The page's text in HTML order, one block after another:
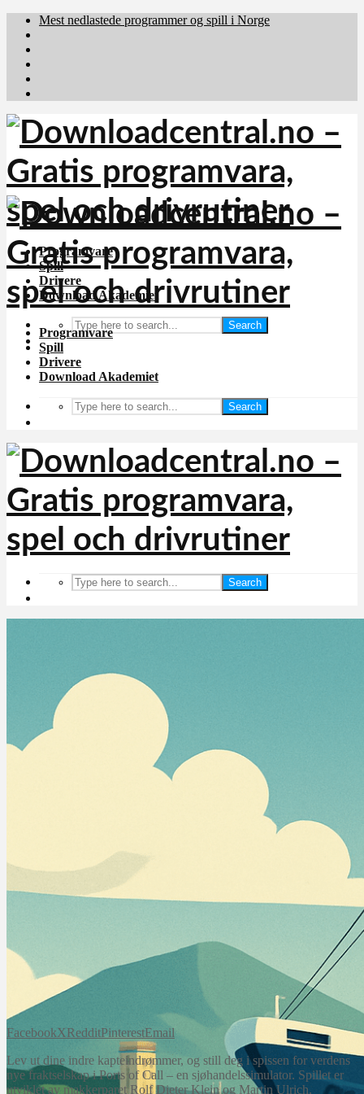
Mest nedlastede programmer og spill i Norge
Programvare
Spill
Drivere
Download Akademiet
Search
Programvare
Spill
Drivere
Download Akademiet
Search
Search
FacebookXRedditPinterestEmail
Lev ut dine indre kapteindrømmer, og still deg i spissen for verdens
nye fraktselskap i Ports of Call – en sjøhandelssimulator. Spillet er
utviklet av makkerparet Rolf Dieter Klein og Martin Ulrich.